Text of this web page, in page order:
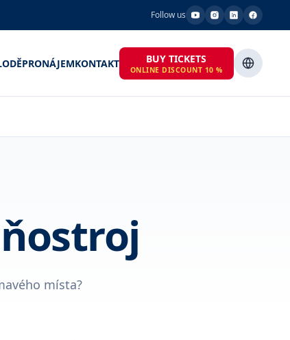
Follow us
PRONÁJEMKONTAKT BUY TICKETS
ONLINE DISCOUNT 10 %
místa?